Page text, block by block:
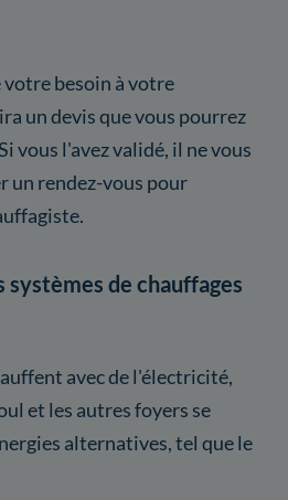
besoin à votre
un devis que vous pourrez
vous l'avez validé, il ne vous
un rendez-vous pour
systèmes de chauffages
avec de l'électricité,
et les autres foyers se
alternatives, tel que le